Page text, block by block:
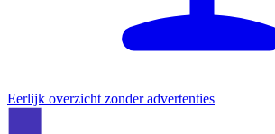
Eerlijk overzicht zonder advertenties